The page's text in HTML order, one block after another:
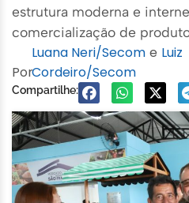
estrutura moderna e
comercialização de
Por
Luana Neri/Secom e Luiz
Cordeiro/Secom
Compartilhe: